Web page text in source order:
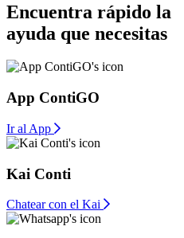
Encuentra rápido la
ayuda que necesitas
App ContiGO
Ir al App
Kai Conti
Chatear con el Kai